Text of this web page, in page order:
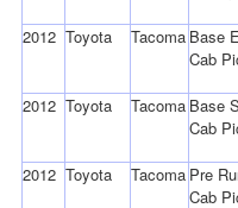
2012 Toyota Tacoma Base
Cab
2012 Toyota Tacoma Base
Cab
2012 Toyota Tacoma Pre
Cab